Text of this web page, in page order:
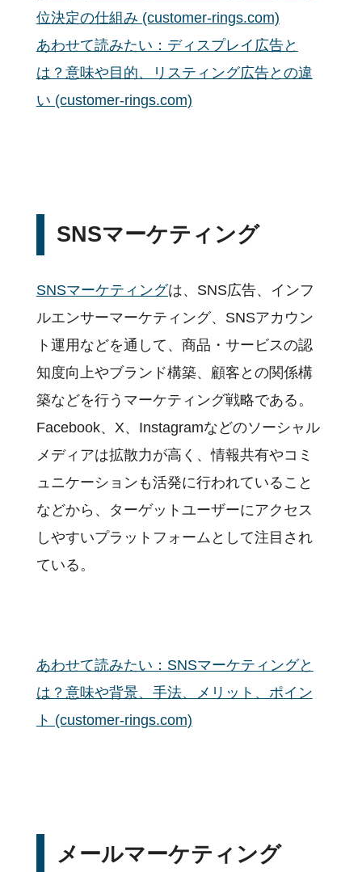
位決定の仕組み (customer-rings.com)
あわせて読みたい：ディスプレイ広告と
は？意味や目的、リスティング広告との違
い (customer-rings.com)
SNSマーケティング
SNSマーケティングは、SNS広告、インフ
ルエンサーマーケティング、SNSアカウン
ト運用などを通して、商品・サービスの認
知度向上やブランド構築、顧客との関係構
築などを行うマーケティング戦略である。
Facebook、X、Instagramなどのソーシャル
メディアは拡散力が高く、情報共有やコミ
ュニケーションも活発に行われていること
などから、ターゲットユーザーにアクセス
しやすいプラットフォームとして注目され
ている。
あわせて読みたい：SNSマーケティングと
は？意味や背景、手法、メリット、ポイン
ト (customer-rings.com)
メールマーケティング